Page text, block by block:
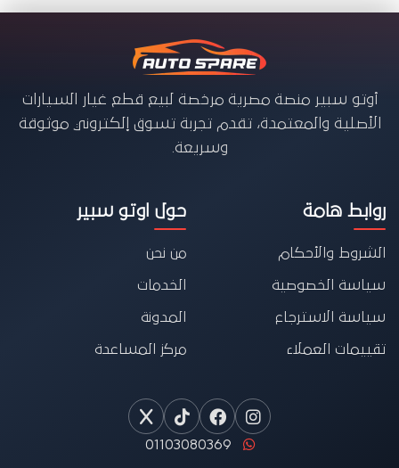
أوتو سبير منصة مصرية مرخصة لبيع قطع غيار السيارات
الأصلية والمعتمدة، تقدم تجربة تسوق إلكتروني موثوقة
وسريعة.
روابط هامة
الشروط والأحكام
سياسة الخصوصية
سياسة الاسترجاع
تقييمات العملاء
حول اوتو سبير
من نحن
الخدمات
المدونة
مركز المساعدة